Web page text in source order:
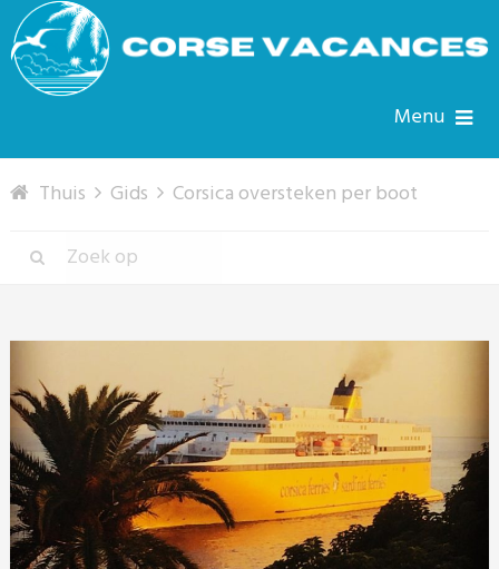
Menu
Thuis Gids Corsica oversteken per boot